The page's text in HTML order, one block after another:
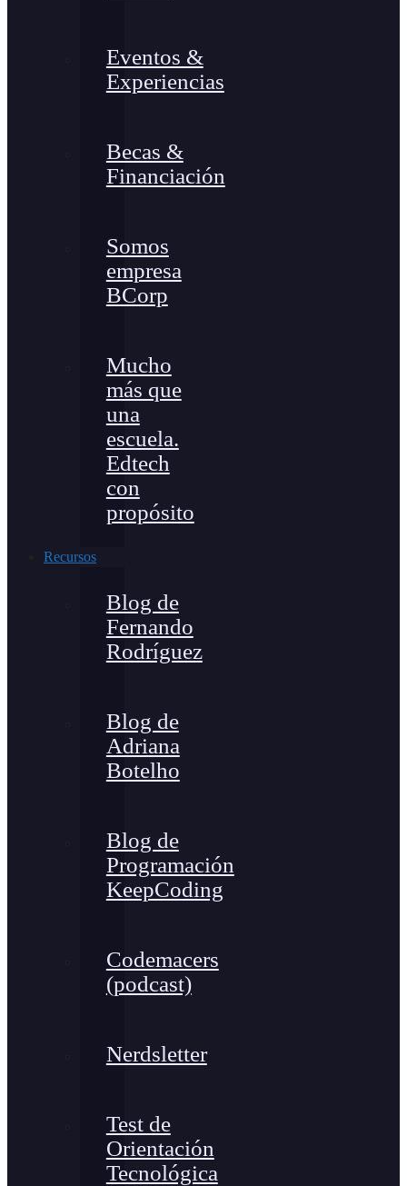
Eventos &
Experiencias
Becas &
Financiación
Somos
empresa
BCorp
Mucho
más que
una
escuela.
Edtech
con
propósito
Recursos
Blog de
Fernando
Rodríguez
Blog de
Adriana
Botelho
Blog de
Programación
KeepCoding
Codemacers
(podcast)
Nerdsletter
Test de
Orientación
Tecnológica